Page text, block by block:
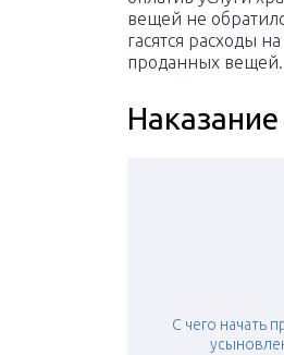
вещей не
гасятся расходы
проданных вещей.
С чего начать